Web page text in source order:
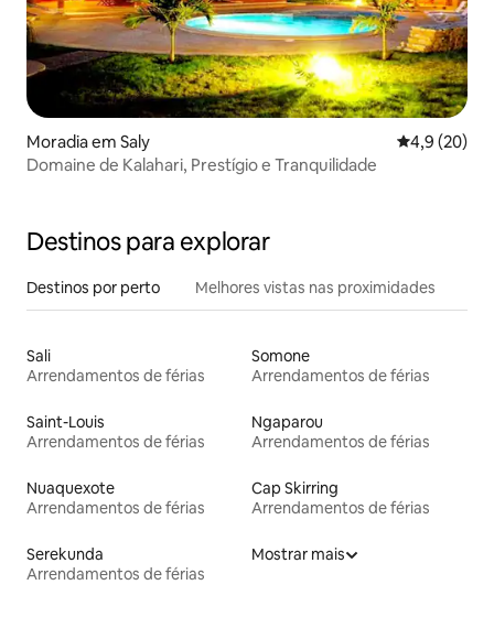
Moradia em Saly
4,9 (20)
Domaine de Kalahari, Prestígio e Tranquilidade
Destinos para explorar
Destinos por perto Melhores vistas nas proximidades
Sali
Arrendamentos de férias
Somone
Arrendamentos de férias
Saint-Louis
Arrendamentos de férias
Ngaparou
Arrendamentos de férias
Nuaquexote
Arrendamentos de férias
Cap Skirring
Arrendamentos de férias
Serekunda
Arrendamentos de férias
Mostrar mais